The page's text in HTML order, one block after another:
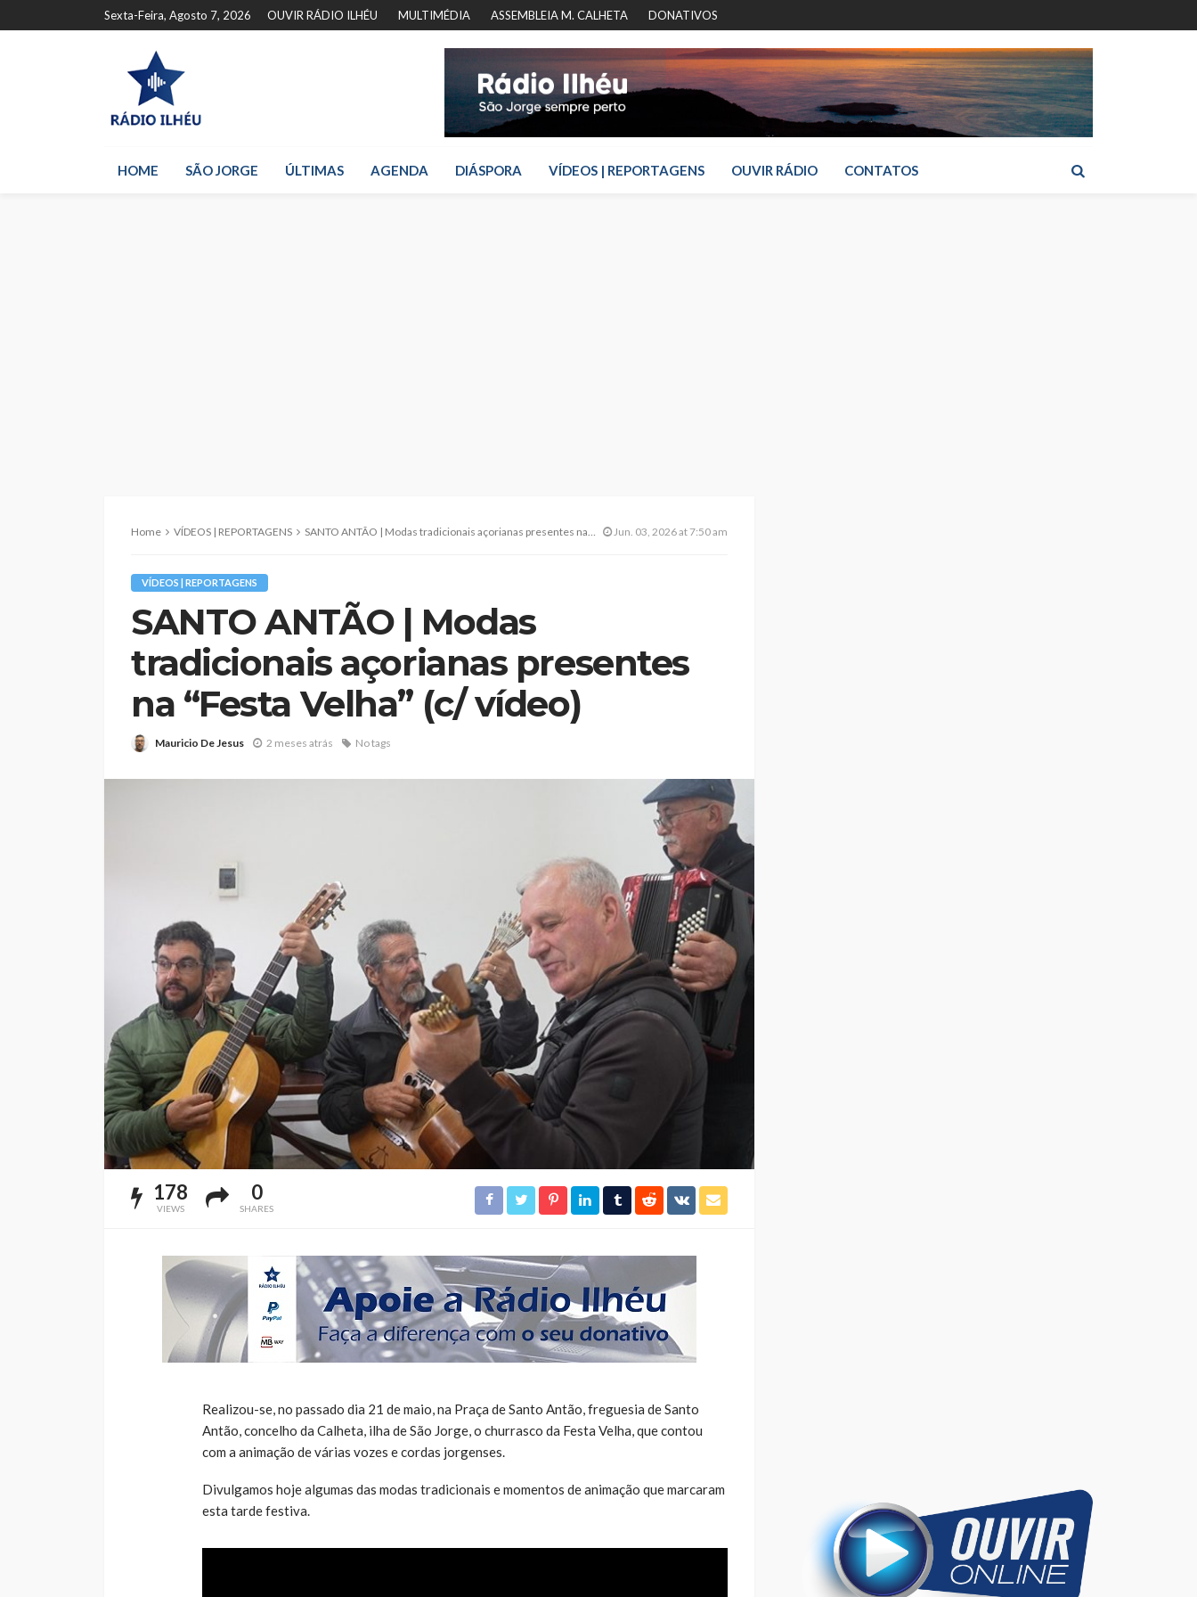
Sexta-Feira, Agosto 7, 2026 OUVIR RÁDIO ILHÉU MULTIMÉDIA ASSEMBLEIA M. CALHETA DONATIVOS
HOME SÃO JORGE ÚLTIMAS AGENDA DIÁSPORA VÍDEOS | REPORTAGENS OUVIR RÁDIO CONTATOS
Home VÍDEOS | REPORTAGENS SANTO ANTÃO | Modas tradicionais açorianas presentes na “Festa Velha” (c/ vídeo) Jun. 03, 2026 at 7:50 am
VÍDEOS | REPORTAGENS
SANTO ANTÃO | Modas
tradicionais açorianas presentes
na “Festa Velha” (c/ vídeo)
Mauricio De Jesus 2 meses atrás No tags
178
VIEWS
0
SHARES
Realizou-se, no passado dia 21 de maio, na Praça de Santo Antão, freguesia de Santo
Antão, concelho da Calheta, ilha de São Jorge, o churrasco da Festa Velha, que contou
com a animação de várias vozes e cordas jorgenses.
Divulgamos hoje algumas das modas tradicionais e momentos de animação que marcaram
esta tarde festiva.